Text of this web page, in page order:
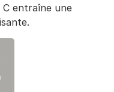
entraîne une